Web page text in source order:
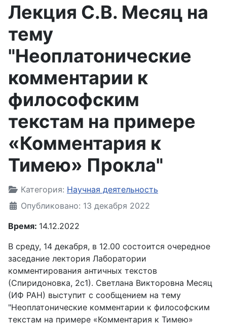
Лекция С.В. Месяц на
тему
"Неоплатонические
комментарии к
философским
текстам на примере
«Комментария к
Тимею» Прокла"
Информация о материале
Категория: Научная деятельность
Опубликовано: 13 декабря 2022
Время: 14.12.2022
В среду, 14 декабря, в 12.00 состоится очередное
заседание лектория Лаборатории
комментирования античных текстов
(Спиридоновка, 2с1). Светлана Викторовна Месяц
(ИФ РАН) выступит с сообщением на тему
"Неоплатонические комментарии к философским
текстам на примере «Комментария к Тимею»